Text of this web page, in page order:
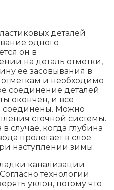
деталей
одного
он в
на деталь отметки,
её засовывания в
и необходимо
соединение деталей.
окончен, и все
соединены. Можно
сточной системы.
случае, когда глубина
пролегает в слое
наступлении зимы.
канализации
технологии
уклон, потому что